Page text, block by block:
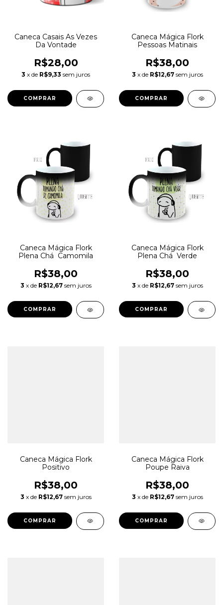
Caneca Casais As Vezes
Da Vontade
R$28,00
3 x de R$9,33 sem juros
Caneca Mágica Flork
Pessoas Matinais
R$38,00
3 x de R$12,67 sem juros
Caneca Mágica Flork
Plena Chá Camomila
R$38,00
3 x de R$12,67 sem juros
Caneca Mágica Flork
Plena Chá Verde
R$38,00
3 x de R$12,67 sem juros
Caneca Mágica Flork
Positivo
R$38,00
3 x de R$12,67 sem juros
Caneca Mágica Flork
Poupe Raiva
R$38,00
3 x de R$12,67 sem juros